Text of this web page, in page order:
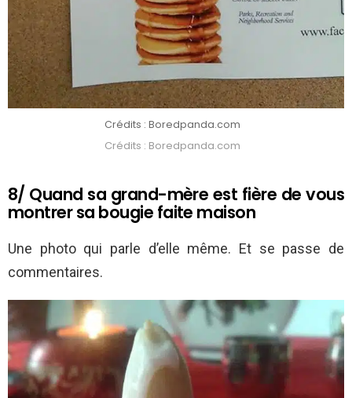
Crédits : Boredpanda.com
Crédits : Boredpanda.com
8/ Quand sa grand-mère est fière de vous
montrer sa bougie faite maison
Une photo qui parle d’elle même. Et se passe de
commentaires.